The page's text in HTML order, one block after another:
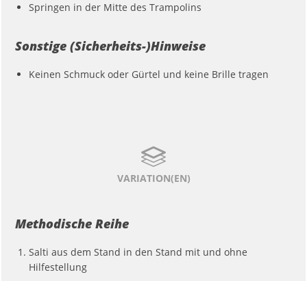
Springen in der Mitte des Trampolins
Sonstige (Sicherheits-)Hinweise
Keinen Schmuck oder Gürtel und keine Brille tragen
VARIATION(EN)
Methodische Reihe
Salti aus dem Stand in den Stand mit und ohne
Hilfestellung